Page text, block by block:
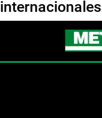
internacionales